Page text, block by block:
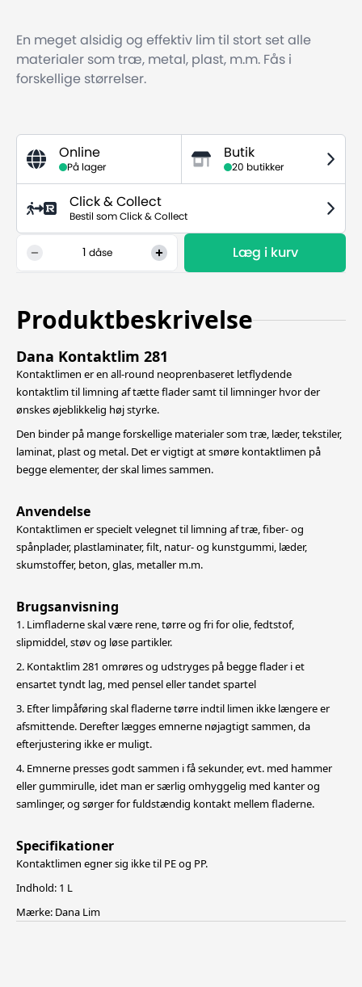
En meget alsidig og effektiv lim til stort set alle
materialer som træ, metal, plast, m.m. Fås i
forskellige størrelser.
Online
På lager
Butik
20 butikker
Click & Collect
Bestil som Click & Collect
dåse Læg i kurv
Produktbeskrivelse
Dana Kontaktlim 281
Kontaktlimen er en all-round neoprenbaseret letflydende
kontaktlim til limning af tætte flader samt til limninger hvor der
ønskes øjeblikkelig høj styrke.
Den binder på mange forskellige materialer som træ, læder, tekstiler,
laminat, plast og metal. Det er vigtigt at smøre kontaktlimen på
begge elementer, der skal limes sammen.
Anvendelse
Kontaktlimen er specielt velegnet til limning af træ, fiber- og
spånplader, plastlaminater, filt, natur- og kunstgummi, læder,
skumstoffer, beton, glas, metaller m.m.
Brugsanvisning
1. Limfladerne skal være rene, tørre og fri for olie, fedtstof,
slipmiddel, støv og løse partikler.
2. Kontaktlim 281 omrøres og udstryges på begge flader i et
ensartet tyndt lag, med pensel eller tandet spartel
3. Efter limpåføring skal fladerne tørre indtil limen ikke længere er
afsmittende. Derefter lægges emnerne nøjagtigt sammen, da
efterjustering ikke er muligt.
4. Emnerne presses godt sammen i få sekunder, evt. med hammer
eller gummirulle, idet man er særlig omhyggelig med kanter og
samlinger, og sørger for fuldstændig kontakt mellem fladerne.
Specifikationer
Kontaktlimen egner sig ikke til PE og PP.
Indhold: 1 L
Mærke: Dana Lim